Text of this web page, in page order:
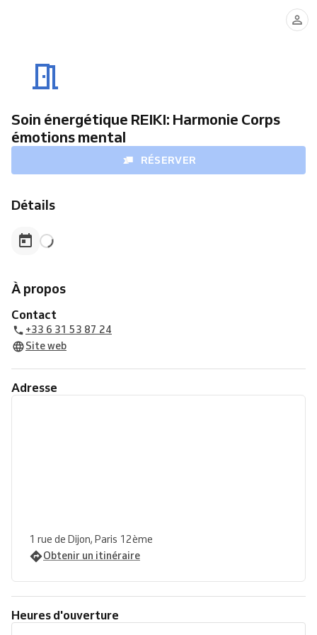
Soin énergétique REIKI: Harmonie Corps
émotions mental
RÉSERVER
Détails
À propos
Contact
+33 6 31 53 87 24
Site web
Adresse
1 rue de Dijon, Paris 12ème
Obtenir un itinéraire
Heures d'ouverture